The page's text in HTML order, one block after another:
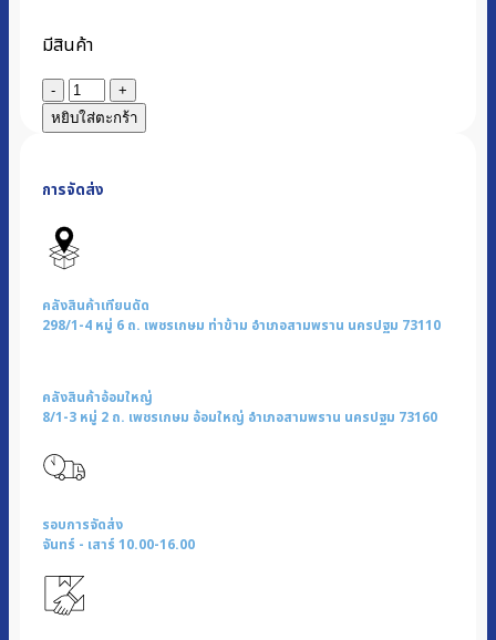
มีสินค้า
จำนวน
กา
ต้ม
ไฟฟ้า
แบบ
ใส
1.8
ลิตร
|
188
หยิบใส่ตะกร้า
การจัดส่ง
คลังสินค้าเทียนดัด
298/1-4 หมู่ 6 ถ. เพชรเกษม ท่าข้าม อำเภอสามพราน นครปฐม 73110
คลังสินค้าอ้อมใหญ่
8/1-3 หมู่ 2 ถ. เพชรเกษม อ้อมใหญ่ อำเภอสามพราน นครปฐม 73160
รอบการจัดส่ง
จันทร์ - เสาร์ 10.00-16.00